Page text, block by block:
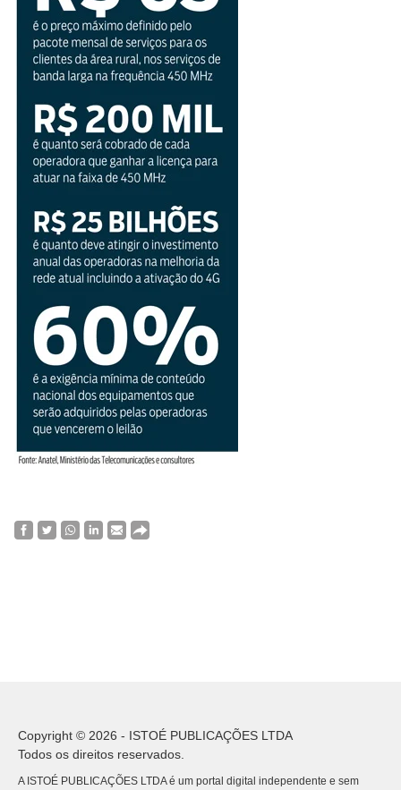
Copyright © 2026 - ISTOÉ PUBLICAÇÕES LTDA
Todos os direitos reservados.
A ISTOÉ PUBLICAÇÕES LTDA é um portal digital independente e sem